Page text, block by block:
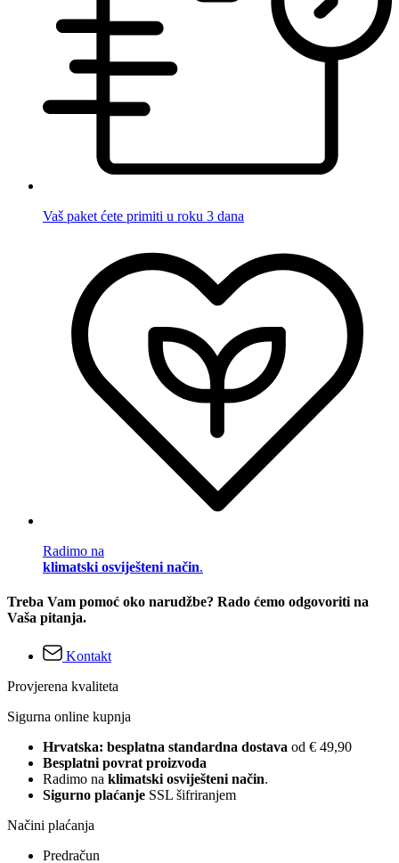
Vaš paket ćete primiti u roku 3 dana
Radimo na
klimatski osviješteni način.
Treba Vam pomoć oko narudžbe? Rado ćemo odgovoriti na
Vaša pitanja.
Kontakt
Provjerena kvaliteta
Sigurna online kupnja
Hrvatska: besplatna standardna dostava od € 49,90
Besplatni povrat proizvoda
Radimo na klimatski osviješteni način.
Sigurno plaćanje SSL šifriranjem
Načini plaćanja
Predračun